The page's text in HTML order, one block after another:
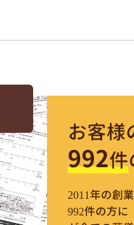
お客様
992件
2011年の創
992件の方に